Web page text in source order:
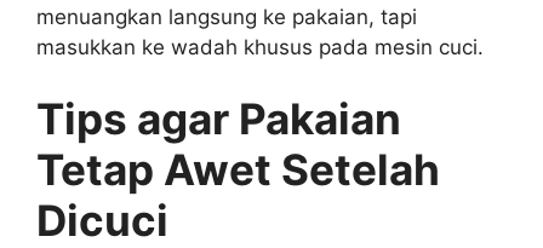
menuangkan langsung ke pakaian, tapi
masukkan ke wadah khusus pada mesin cuci.
Tips agar Pakaian
Tetap Awet Setelah
Dicuci